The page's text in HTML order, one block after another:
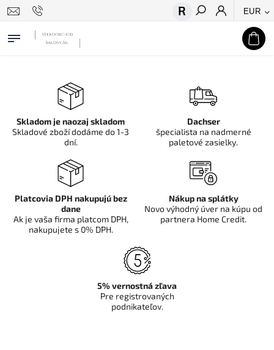
EUR
Hľadať
Skladom je naozaj skladom
Skladové zboží dodáme do 1-3
dní.
Dachser
špecialista na nadmerné
paletové zasielky.
Platcovia DPH nakupujú bez
dane
Ak je vaša firma platcom DPH,
nakupujete s 0% DPH.
Nákup na splátky
Novo výhodný úver na kúpu od
partnera Home Credit.
5% vernostná zľava
Pre registrovaných
podnikateľov.